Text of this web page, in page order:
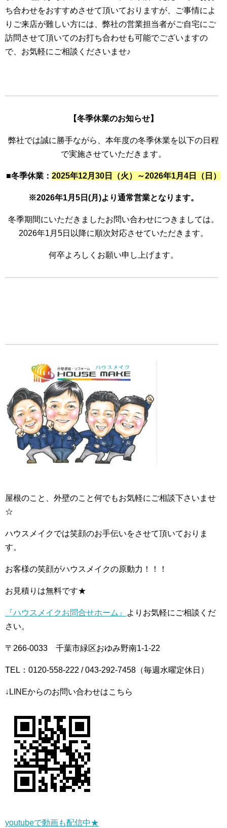
ち合わせをおすすめさせて頂いておりますが、ご事情によ
りご来店が難しい方には、弊社の営業担当者がご自宅にご
訪問させて頂いてのお打ち合わせも可能でございますの
で、お気軽にご相談くださいませ♪
【冬季休業のお知らせ】
弊社では誠に勝手ながら、本年度の冬季休業を以下の日程
で実施させていただきます。
■冬季休業： 2025年12月30日（火）～2026年1月4日（日）
※2026年1月5日(月)より通常営業となります。
冬季期間にいただきましたお問い合わせにつきましては。
2026年1月5日以降に順次対応させていただきます。
何卒よろしくお願い申し上げます。
屋根のこと、外壁のこと何でもお気軽にご相談下さいませ
☆
ハウスメイクでは笑顔のお手伝いをさせて頂いておりま
す。
お客様の笑顔がハウスメイクの原動力！！！
お見積りは無料です★
『ハウスメイクお問合せホーム』
よりお気軽にご相談くだ
さい。
〒266-0033 千葉市緑区おゆみ野南1-1-22
TEL：0120-558-222 / 043-292-7458（毎週水曜定休日）
↓LINEからのお問い合わせはこちら
youtubeで動画も配信中★